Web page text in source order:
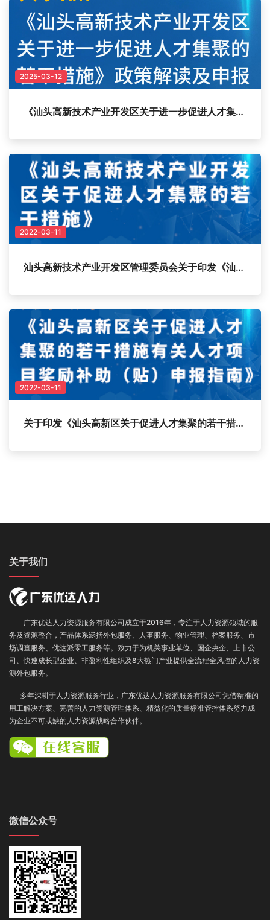
2025-03-12
《汕头高新技术产业开发区关于进一步促进人才集聚的若干措施》政策解读
2022-03-11
汕头高新技术产业开发区管理委员会关于印发《汕头高新技术产业开发区关于促进 人才集聚的若干措施》的通知
2022-03-11
关于印发《汕头高新区关于促进人才集聚的若干措施有关人才项目奖励补助（贴）申报指南》的通知
关于我们
广东优达人力资源服务有限公司成立于2016年，专注于人力资源领域的服
务及资源整合，产品体系涵括外包服务
人事服务、 物业管理、 档案服务
市
场调查服务 、优达派零工服务等。致力于为机关事业单位、国企央企、上市公
司、快速成长型企业、非盈利性组织及8大热门产业提供全流程全风控的人力资
源外包服务。
多年深耕于人力资源服务行业，广东优达人力资源服务有限公司凭借精准的
用工解决方案、完善的人力资源管理体系、精益化的质量标准管控体系努力成
为企业不可或缺的人力资源战略合作伙伴。
微信公众号